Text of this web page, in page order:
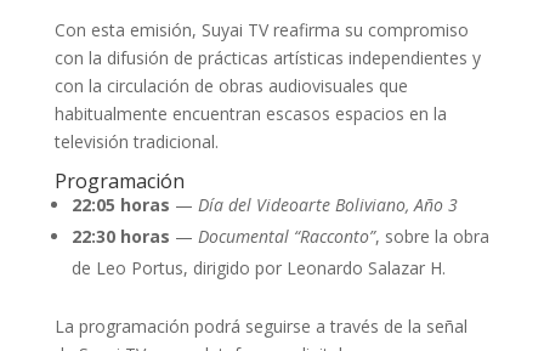
Con esta emisión, Suyai TV reafirma su compromiso
con la difusión de prácticas artísticas independientes y
con la circulación de obras audiovisuales que
habitualmente encuentran escasos espacios en la
televisión tradicional.
Programación
22:05 horas — Día del Videoarte Boliviano, Año 3
22:30 horas — Documental “Racconto”, sobre la obra
de Leo Portus, dirigido por Leonardo Salazar H.
La programación podrá seguirse a través de la señal